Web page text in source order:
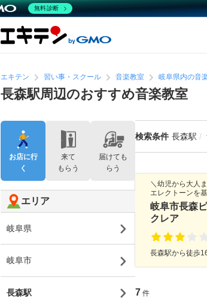
エキテン 習い事・スクール 音楽教室 岐阜県内の音
長森駅周辺のおすすめ音楽教室
検索条件 長森駅
＼幼児から大人
エレクトーンを
岐阜市長森
クレア
長森駅から徒歩
7 件
お店に行
く
来て
もらう
届けても
らう
エリア
岐阜県
岐阜市
長森駅
無料診断